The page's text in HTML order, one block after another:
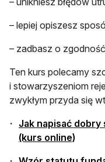
– lepiej opiszesz
– zadbasz o
Ten kurs polecamy
i stowarzyszeniom
zwykłym przyda się
Jak napisać
(kurs online)